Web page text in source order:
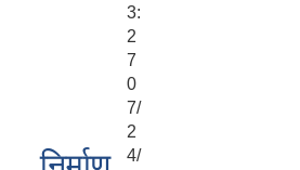
3:
2
7
0
7/
2
4/